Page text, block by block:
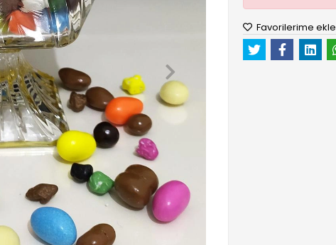
Favorilerime ekle